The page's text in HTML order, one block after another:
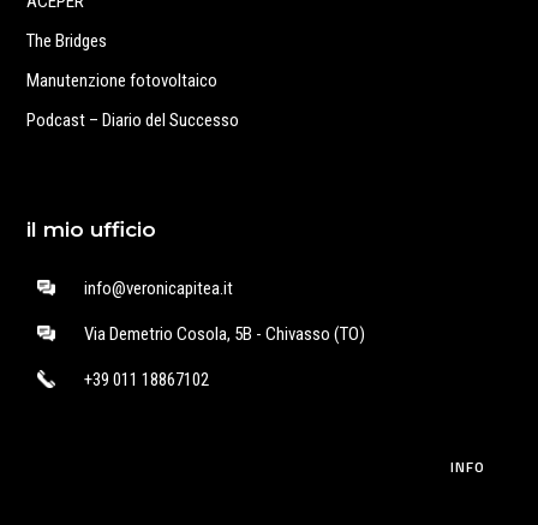
The Bridges
Manutenzione fotovoltaico
Podcast – Diario del Successo
il mio ufficio
info@veronicapitea.it
Via Demetrio Cosola, 5B - Chivasso (TO)
+39 011 18867102
INFO